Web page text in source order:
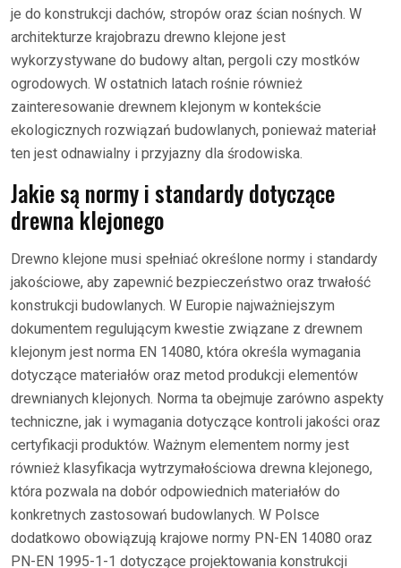
je do konstrukcji dachów, stropów oraz ścian nośnych. W
architekturze krajobrazu drewno klejone jest
wykorzystywane do budowy altan, pergoli czy mostków
ogrodowych. W ostatnich latach rośnie również
zainteresowanie drewnem klejonym w kontekście
ekologicznych rozwiązań budowlanych, ponieważ materiał
ten jest odnawialny i przyjazny dla środowiska.
Jakie są normy i standardy dotyczące
drewna klejonego
Drewno klejone musi spełniać określone normy i standardy
jakościowe, aby zapewnić bezpieczeństwo oraz trwałość
konstrukcji budowlanych. W Europie najważniejszym
dokumentem regulującym kwestie związane z drewnem
klejonym jest norma EN 14080, która określa wymagania
dotyczące materiałów oraz metod produkcji elementów
drewnianych klejonych. Norma ta obejmuje zarówno aspekty
techniczne, jak i wymagania dotyczące kontroli jakości oraz
certyfikacji produktów. Ważnym elementem normy jest
również klasyfikacja wytrzymałościowa drewna klejonego,
która pozwala na dobór odpowiednich materiałów do
konkretnych zastosowań budowlanych. W Polsce
dodatkowo obowiązują krajowe normy PN-EN 14080 oraz
PN-EN 1995-1-1 dotyczące projektowania konstrukcji